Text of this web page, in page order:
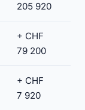
205 920
+ CHF
79 200
+ CHF
7 920